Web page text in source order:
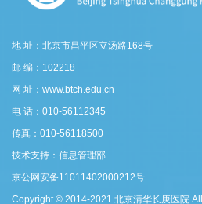
地 址：北京市昌平区立汤路168号
邮 编：102218
网 址：www.btch.edu.cn
电 话：010-56112345
传真：010-56118500
技术支持：信息管理部
京公网安备11011402000212号
Copyright © 2014-2021 北京清华长庚医院